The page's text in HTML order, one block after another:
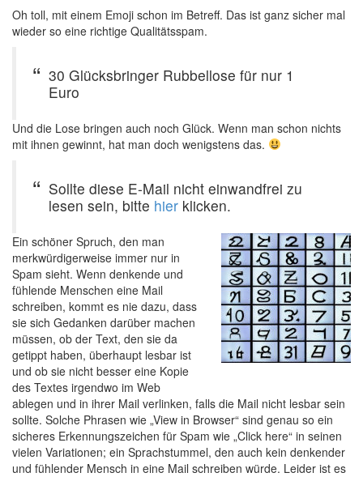
Oh toll, mit einem Emoji schon im Betreff. Das ist ganz sicher mal
wieder so eine richtige Qualitätsspam.
30 Glücksbringer Rubbellose für nur 1
Euro
Und die Lose bringen auch noch Glück. Wenn man schon nichts
mit ihnen gewinnt, hat man doch wenigstens das.
Sollte diese E-Mail nicht einwandfrei zu
lesen sein, bitte hier klicken.
Ein schöner Spruch, den man
merkwürdigerweise immer nur in
Spam sieht. Wenn denkende und
fühlende Menschen eine Mail
schreiben, kommt es nie dazu, dass
sie sich Gedanken darüber machen
müssen, ob der Text, den sie da
getippt haben, überhaupt lesbar ist
und ob sie nicht besser eine Kopie
des Textes irgendwo im Web
ablegen und in ihrer Mail verlinken, falls die Mail nicht lesbar sein
sollte. Solche Phrasen wie „View in Browser“ sind genau so ein
sicheres Erkennungszeichen für Spam wie „Click here“ in seinen
vielen Variationen; ein Sprachstummel, den auch kein denkender
und fühlender Mensch in eine Mail schreiben würde. Leider ist es